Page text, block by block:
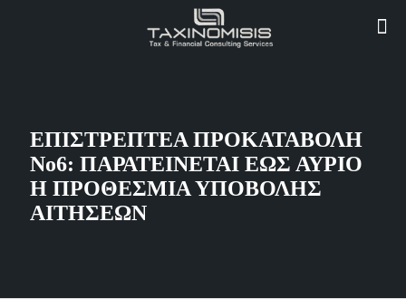
ΕΠΙΣΤΡΕΠΤΕΑ ΠΡΟΚΑΤΑΒΟΛΗ
Νο6: ΠΑΡΑΤΕΙΝΕΤΑΙ ΕΩΣ ΑΥΡΙΟ
Η ΠΡΟΘΕΣΜΙΑ ΥΠΟΒΟΛΗΣ
ΑΙΤΗΣΕΩΝ